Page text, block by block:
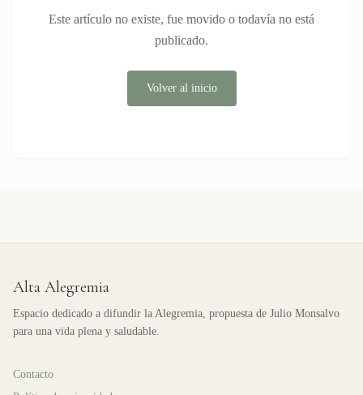
Este artículo no existe, fue movido o todavía no está
publicado.
Volver al inicio
Alta Alegremia
Espacio dedicado a difundir la Alegremia, propuesta de Julio Monsalvo
para una vida plena y saludable.
Contacto